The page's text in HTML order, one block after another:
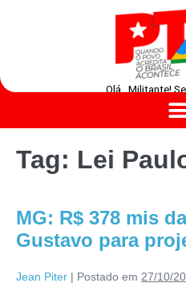
Olá , Militante!
Tag: Lei
MG: R$ 378 mis
Gustavo para
Jean Piter | Postado em 27/10/